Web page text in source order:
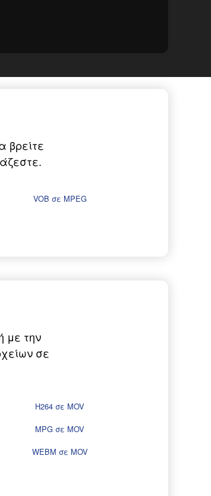
βρείτε
VOB σε MPEG
με την
σε
H264 σε MOV
MPG σε MOV
WEBM σε MOV